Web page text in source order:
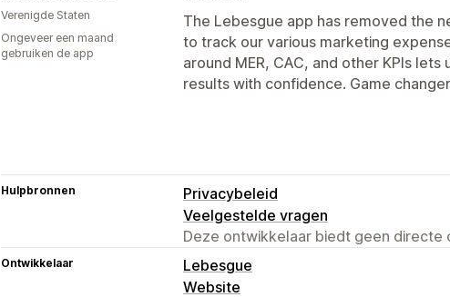
The Lebesgue app has removed the
to track our various marketing
around MER, CAC, and other KPIs
results with confidence. Game
Verenigde Staten
Ongeveer een maand
gebruiken de app
Hulpbronnen
Privacybeleid
Veelgestelde vragen
Deze ontwikkelaar biedt geen directe
Ontwikkelaar
Lebesgue
Website